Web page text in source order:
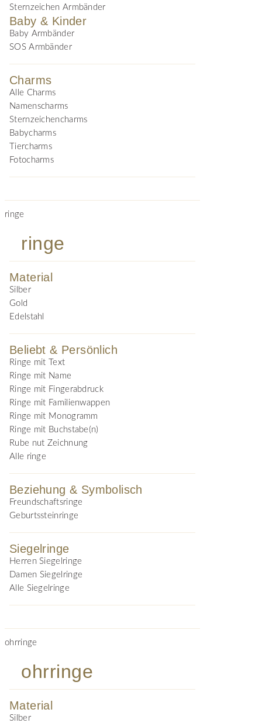
Sternzeichen Armbänder
Baby & Kinder
Baby Armbänder
SOS Armbänder
Charms
Alle Charms
Namenscharms
Sternzeichencharms
Babycharms
Tiercharms
Fotocharms
ringe
ringe
Material
Silber
Gold
Edelstahl
Beliebt & Persönlich
Ringe mit Text
Ringe mit Name
Ringe mit Fingerabdruck
Ringe mit Familienwappen
Ringe mit Monogramm
Ringe mit Buchstabe(n)
Rube nut Zeichnung
Alle ringe
Beziehung & Symbolisch
Freundschaftsringe
Geburtssteinringe
Siegelringe
Herren Siegelringe
Damen Siegelringe
Alle Siegelringe
ohrringe
ohrringe
Material
Silber